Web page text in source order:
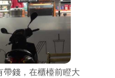
帶錢，在櫃檯前瞪大